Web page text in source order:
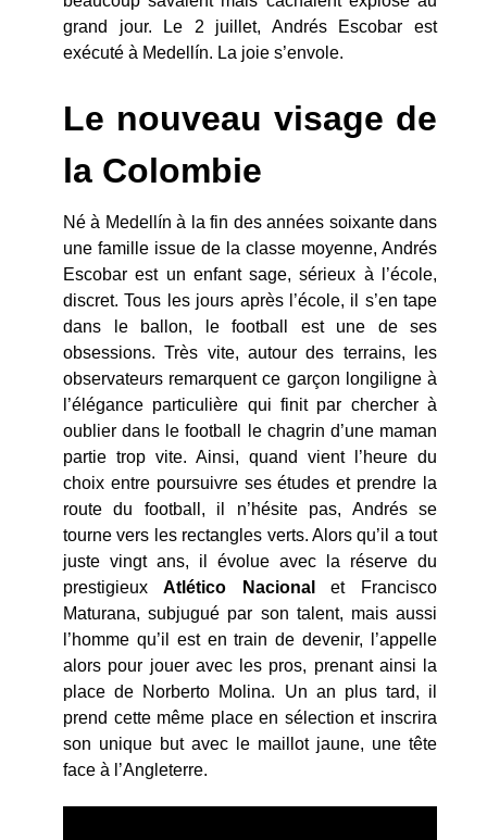
grand jour. Le 2 juillet, Andrés Escobar est
exécuté à Medellín. La joie s’envole.
Le nouveau visage de
la Colombie
Né à Medellín à la fin des années soixante dans
une famille issue de la classe moyenne, Andrés
Escobar est un enfant sage, sérieux à l’école,
discret. Tous les jours après l’école, il s’en tape
dans le ballon, le football est une de ses
obsessions. Très vite, autour des terrains, les
observateurs remarquent ce garçon longiligne à
l’élégance particulière qui finit par chercher à
oublier dans le football le chagrin d’une maman
partie trop vite. Ainsi, quand vient l’heure du
choix entre poursuivre ses études et prendre la
route du football, il n’hésite pas, Andrés se
tourne vers les rectangles verts. Alors qu’il a tout
juste vingt ans, il évolue avec la réserve du
prestigieux Atlético Nacional
et Francisco
Maturana, subjugué par son talent, mais aussi
l’homme qu’il est en train de devenir, l’appelle
alors pour jouer avec les pros, prenant ainsi la
place de Norberto Molina. Un an plus tard, il
prend cette même place en sélection et inscrira
son unique but avec le maillot jaune, une tête
face à l’Angleterre.